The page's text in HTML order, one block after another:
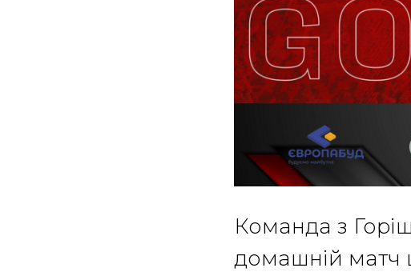
Команда з
домашній матч